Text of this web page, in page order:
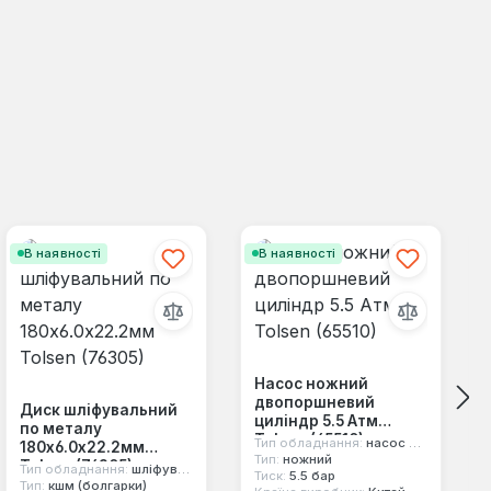
В наявності
Диск шліфувальний
по металу
180х6.0х22.2мм
Tolsen (76305)
Тип обладнання: шліфувальний диск
Тип: кшм (болгарки)
В наявності
Насос ножний
двопоршневий
циліндр 5.5 Атм
Tolsen (65510)
Тип обладнання: насос ножний
Тип: ножний
Тиск: 5.5 бар